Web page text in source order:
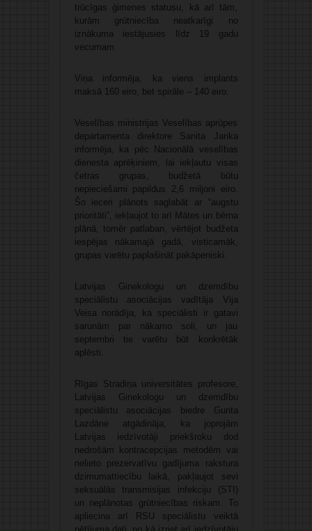
trūcīgas ģimenes statusu, kā arī tām,
kurām grūtniecība neatkarīgi no
iznākuma iestājusies līdz 19 gadu
vecumam.
Viņa informēja, ka viens implants
maksā 160 eiro, bet spirāle – 140 eiro.
Veselības ministrijas Veselības aprūpes
departamenta direktore Sanita Janka
informēja, ka pēc Nacionālā veselības
dienesta aprēķiniem, lai iekļautu visas
četras grupas, budžetā būtu
nepieciešami papildus 2,6 miljoni eiro.
Šo ieceri plānots saglabāt ar “augstu
prioritāti”, iekļaujot to arī Mātes un bērna
plānā, tomēr patlaban, vērtējot budžeta
iespējas nākamajā gadā, visticamāk,
grupas varētu paplašināt pakāpeniski.
Latvijas Ginekologu un dzemdību
speciālistu asociācijas vadītāja Vija
Veisa norādīja, ka speciālisti ir gatavi
sarunām par nākamo soli, un jau
septembri tie varētu būt konkrētāk
aplēsti.
Rīgas Stradiņa universitātes profesore,
Latvijas Ginekologu un dzemdību
speciālistu asociācijas biedre Gunta
Lazdāne atgādināja, ka joprojām
Latvijas iedzīvotāji priekšroku dod
nedrošām kontracepcijas metodēm vai
nelieto prezervatīvu gadījuma rakstura
dzimumattiecību laikā, pakļaujot sevi
seksuālās transmisijas infekciju (STI)
un neplānotas grūtniecības riskam. To
apliecina arī RSU speciālistu veiktā